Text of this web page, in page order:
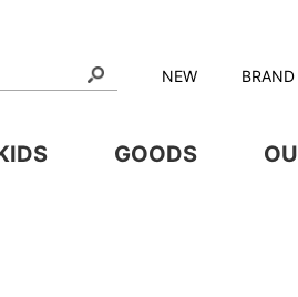
NEW BRAND
GOODS